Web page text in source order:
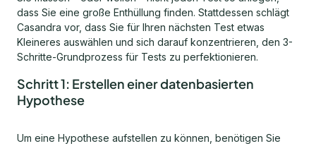
dass Sie eine große Enthüllung finden. Stattdessen schlägt
Casandra vor, dass Sie für Ihren nächsten Test etwas
Kleineres auswählen und sich darauf konzentrieren, den 3-
Schritte-Grundprozess für Tests zu perfektionieren.
Schritt 1: Erstellen einer datenbasierten
Hypothese
Um eine Hypothese aufstellen zu können, benötigen Sie